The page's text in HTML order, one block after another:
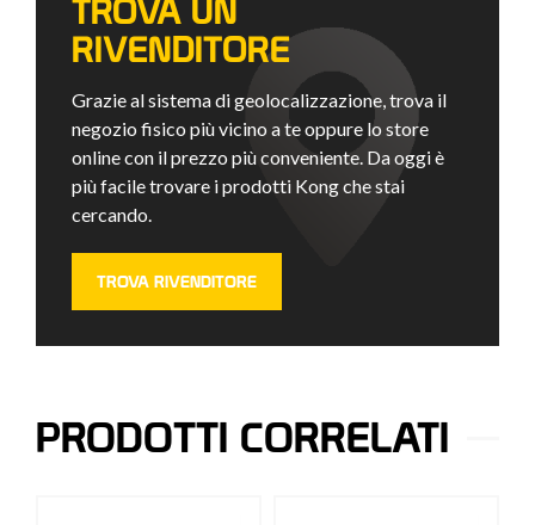
TROVA UN
RIVENDITORE
Grazie al sistema di geolocalizzazione, trova il
negozio fisico più vicino a te oppure lo store
online con il prezzo più conveniente. Da oggi è
più facile trovare i prodotti Kong che stai
cercando.
TROVA RIVENDITORE
PRODOTTI CORRELATI